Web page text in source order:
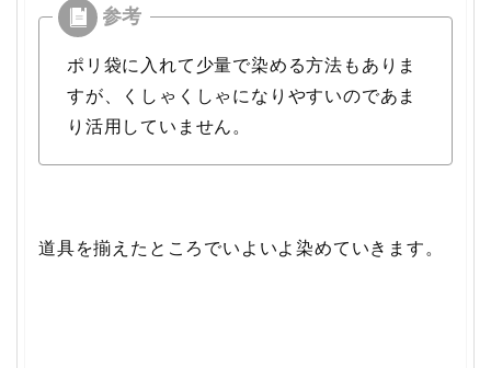
ポリ袋に入れて少量で染める方法もありま
すが、くしゃくしゃになりやすいのであま
り活用していません。
道具を揃えたところでいよいよ染めていきます。